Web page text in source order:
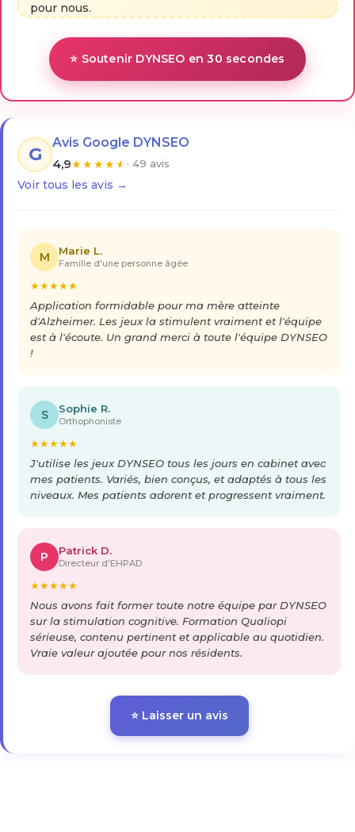
pour nous.
⭐ Soutenir DYNSEO en 30 secondes
G
Avis Google DYNSEO
4,9★★★★★ · 49 avis
Voir tous les avis →
M Marie L.
Famille d'une personne âgée
★★★★★
Application formidable pour ma mère atteinte
d'Alzheimer. Les jeux la stimulent vraiment et l'équipe
est à l'écoute. Un grand merci à toute l'équipe DYNSEO
!
S Sophie R.
Orthophoniste
★★★★★
J'utilise les jeux DYNSEO tous les jours en cabinet avec
mes patients. Variés, bien conçus, et adaptés à tous les
niveaux. Mes patients adorent et progressent vraiment.
P Patrick D.
Directeur d'EHPAD
★★★★★
Nous avons fait former toute notre équipe par DYNSEO
sur la stimulation cognitive. Formation Qualiopi
sérieuse, contenu pertinent et applicable au quotidien.
Vraie valeur ajoutée pour nos résidents.
⭐ Laisser un avis